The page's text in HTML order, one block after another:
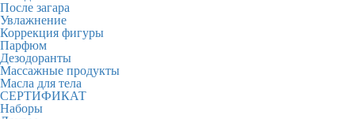
После загара
Увлажнение
Коррекция фигуры
Парфюм
Дезодоранты
Массажные продукты
Масла для тела
СЕРТИФИКАТ
Наборы